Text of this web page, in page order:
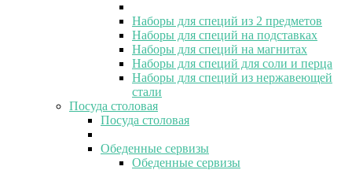
Наборы для специй из 2 предметов
Наборы для специй на подставках
Наборы для специй на магнитах
Наборы для специй для соли и перца
Наборы для специй из нержавеющей
стали
Посуда столовая
Посуда столовая
Обеденные сервизы
Обеденные сервизы